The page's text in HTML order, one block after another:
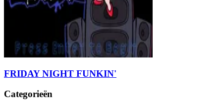
FRIDAY NIGHT FUNKIN'
Categorieën